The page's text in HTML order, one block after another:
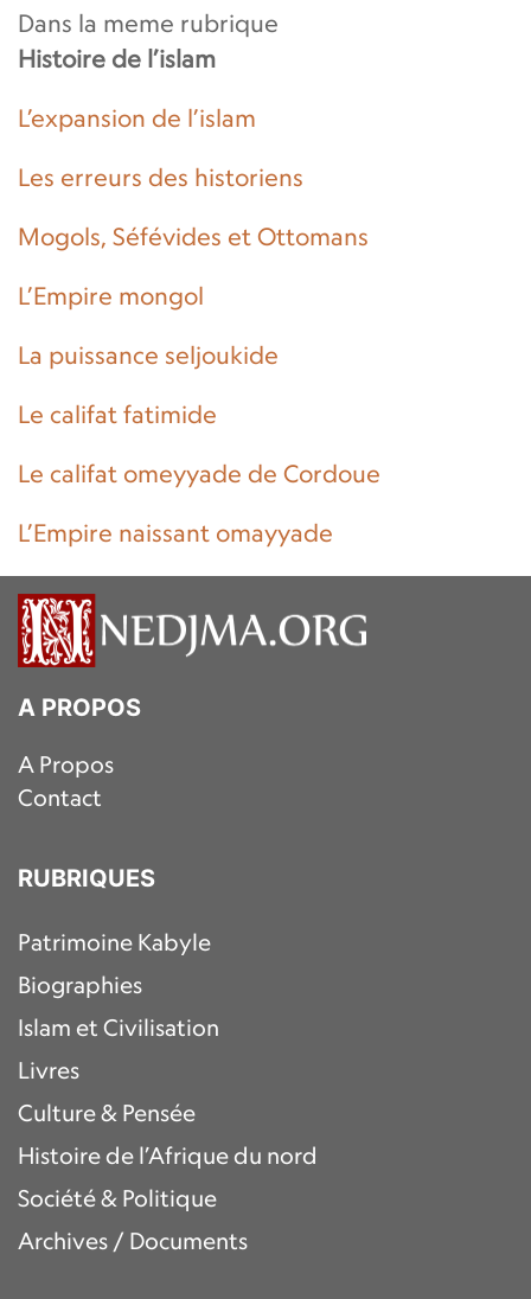
Dans la meme rubrique
Histoire de l’islam
L’expansion de l’islam
Les erreurs des historiens
Mogols, Séfévides et Ottomans
L’Empire mongol
La puissance seljoukide
Le califat fatimide
Le califat omeyyade de Cordoue
L’Empire naissant omayyade
A PROPOS
A Propos
Contact
RUBRIQUES
Patrimoine Kabyle
Biographies
Islam et Civilisation
Livres
Culture & Pensée
Histoire de l’Afrique du nord
Société & Politique
Archives / Documents